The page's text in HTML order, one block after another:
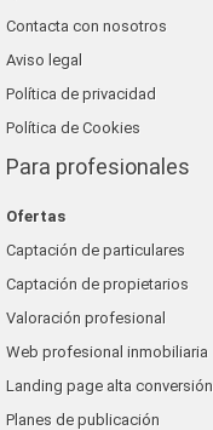
Contacta con nosotros
Aviso legal
Política de privacidad
Política de Cookies
Para profesionales
Ofertas
Captación de particulares
Captación de propietarios
Valoración profesional
Web profesional inmobiliaria
Landing page alta conversión
Planes de publicación